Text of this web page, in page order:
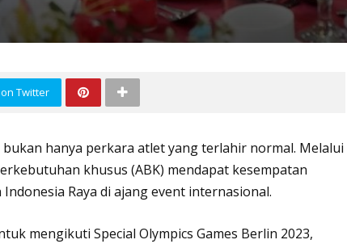
Twitter
bukan hanya perkara atlet yang terlahir normal. Melalui
khusus (ABK) mendapat kesempatan
Raya di ajang event internasional.
mengikuti Special Olympics Games Berlin 2023,